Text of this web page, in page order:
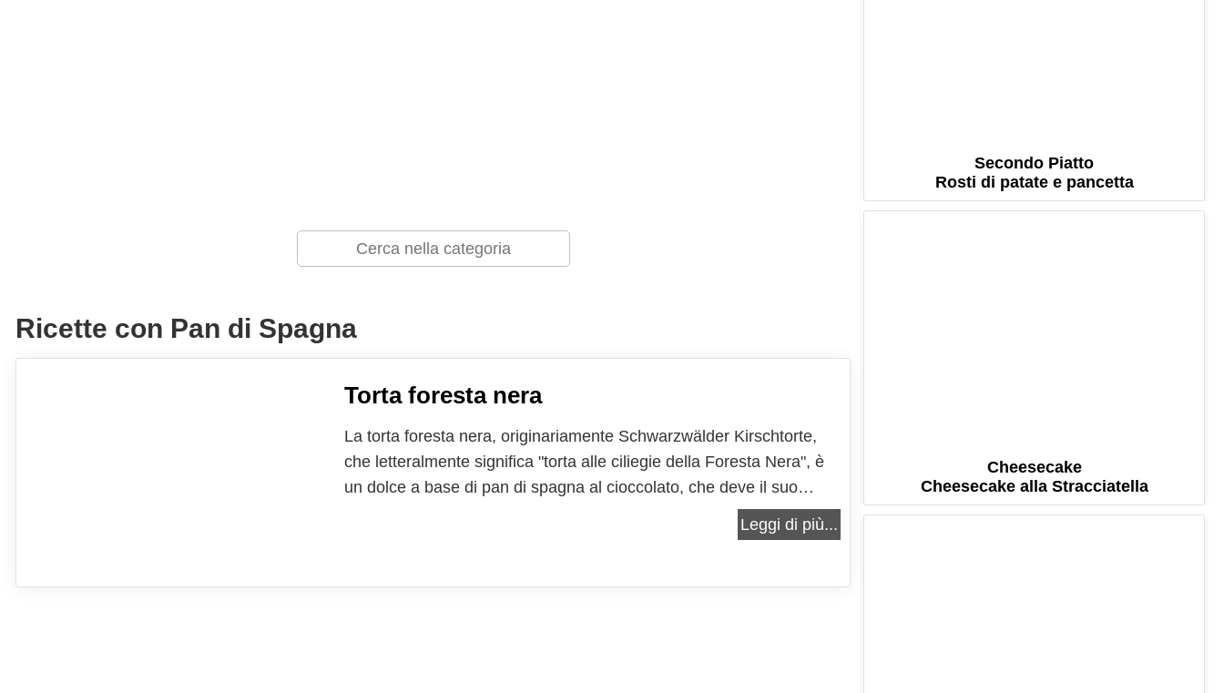
Ricette con Pan di Spagna
Torta foresta nera
La torta foresta nera, originariamente Schwarzwälder Kirschtorte,
che letteralmente significa "torta alle ciliegie della Foresta Nera", è
un dolce a base di pan di spagna al cioccolato, che deve il suo
nome alla regione che le ha conferito i natali. Si tratta di un dolce
Leggi di più...
Secondo Piatto
Rosti di patate e pancetta
Cheesecake
Cheesecake alla Stracciatella